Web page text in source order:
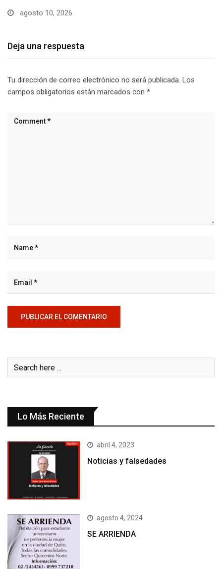
agosto 10, 2026
Deja una respuesta
Tu dirección de correo electrónico no será publicada. Los
campos obligatorios están marcados con *
Lo Más Reciente
abril 4, 2023
Noticias y falsedades
agosto 4, 2024
SE ARRIENDA